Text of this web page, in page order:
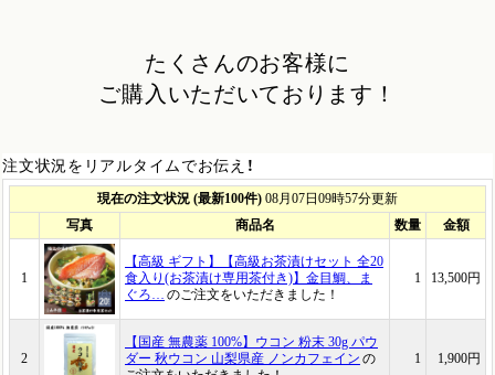
たくさんのお客様に
ご購入いただいております！
注文状況をリアルタイムでお伝え！